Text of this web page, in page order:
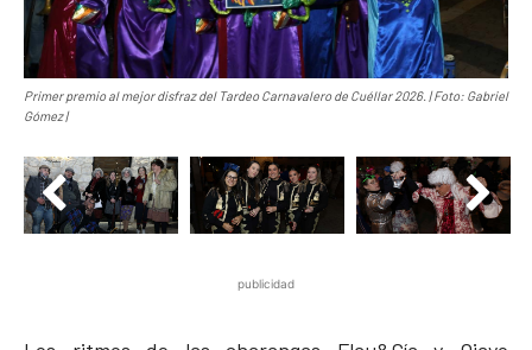
Primer premio al mejor disfraz del Tardeo Carnavalero de Cuéllar 2026. | Foto: Gabriel
Gómez |
publicidad